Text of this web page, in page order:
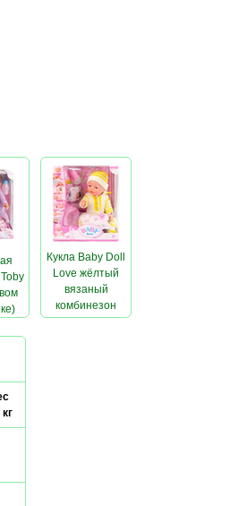
Кукла Baby Doll
Love жёлтый
вязаный
комбинезон